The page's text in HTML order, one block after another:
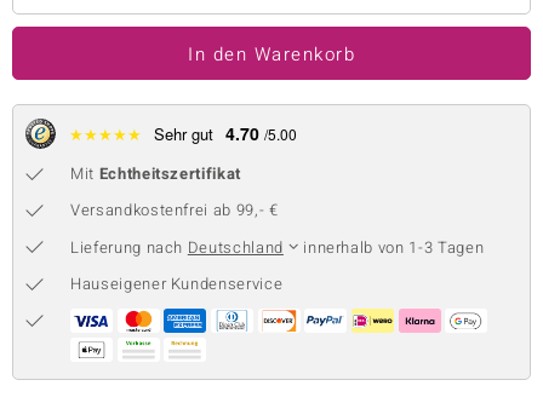
Collection
Classics
In den Warenkorb
★★★★★ Sehr gut 4.70 /5.00
Mit Echtheitszertifikat
Versandkostenfrei ab 99,- €
Lieferung nach Deutschland
innerhalb von 1-3 Tagen
Hauseigener Kundenservice